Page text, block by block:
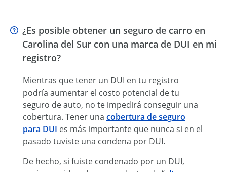
¿Es posible obtener un seguro de carro en
Carolina del Sur con una marca de DUI en mi
registro?
Mientras que tener un DUI en tu registro
podría aumentar el costo potencial de tu
seguro de auto, no te impedirá conseguir una
cobertura. Tener una cobertura de seguro
para DUI es más importante que nunca si en el
pasado tuviste una condena por DUI.
De hecho, si fuiste condenado por un DUI,